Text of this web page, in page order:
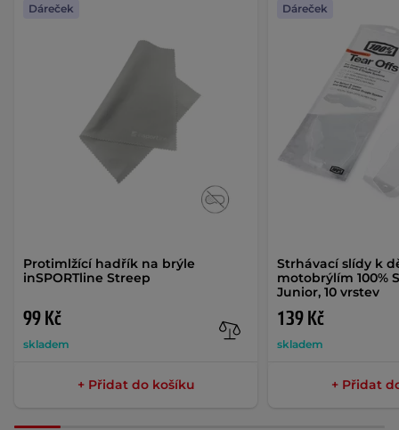
Protimlžící hadřík na brýle
inSPORTline Streep
99 Kč
skladem
Dáreček
+ Přidat do košíku
Strhávací slídy k
motobrýlím 100%
Junior, 10 vrstev
139 Kč
skladem
Dáreček
+ Přidat